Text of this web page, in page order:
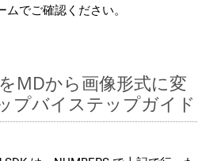
ムでご確認ください。
MDから画像形式に変
プバイステップガイド